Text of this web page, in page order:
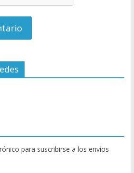
para suscribirse a los envíos